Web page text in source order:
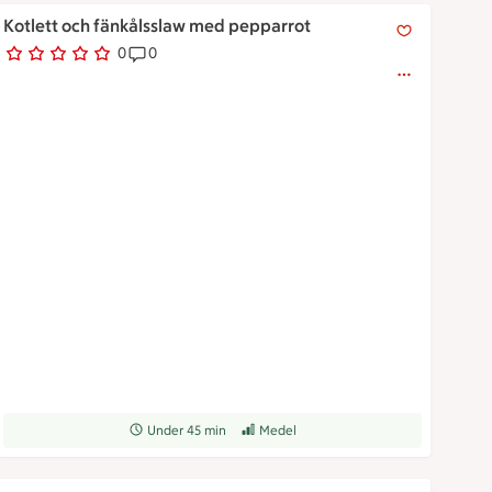
Kotlett och fänkålsslaw med pepparrot
0
0 personer har röstatReceptet har 0 kommentarer
0
Receptet tar Under 45 min att tillaga
Under 45 min Receptet har Medel svårighetsgrad
Medel
Kotlett och fänkålsslaw med pepparrot